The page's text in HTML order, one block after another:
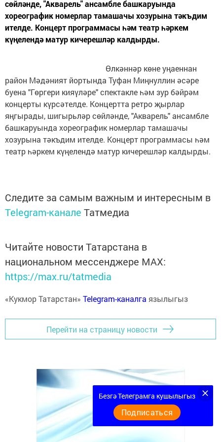
сөйләнде, "Акварель" ансамбле башкаруында
хореографик номерлар тамашачы хозурына тәкъдим
ителде. Концерт программасы һәм театр һәркем
күңелендә матур кичерешләр калдырды.
Өлкәннәр көне уңаеннан
район Мәдәният йортында Туфан Миңнуллин әсәре
буена "Гөргери кияүләре" спектакле һәм зур бәйрәм
концерты күрсәтелде. Концертта ретро җырлар
яңгырады, шигырьләр сөйләнде, "Акварель" ансамбле
башкаруында хореографик номерлар тамашачы
хозурына тәкъдим ителде. Концерт программасы һәм
театр һәркем күңелендә матур кичерешләр калдырды.
Следите за самым важным и интересным в
Telegram-канале Татмедиа
Читайте новости Татарстана в
национальном мессенджере MАХ:
https://max.ru/tatmedia
«Кукмор Татарстан» Telegram-каналга язылыгыз
Перейти на страницу новости
Безгә Телеграмга кушылыгыз
Подписаться